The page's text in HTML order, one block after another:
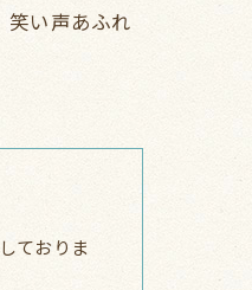
笑い声あふれ
ておりま